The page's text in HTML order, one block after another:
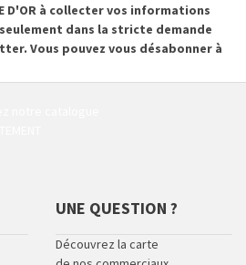
D'OR à collecter vos informations
dans la stricte demande
Vous pouvez vous désabonner à
UNE QUESTION ?
Découvrez la carte